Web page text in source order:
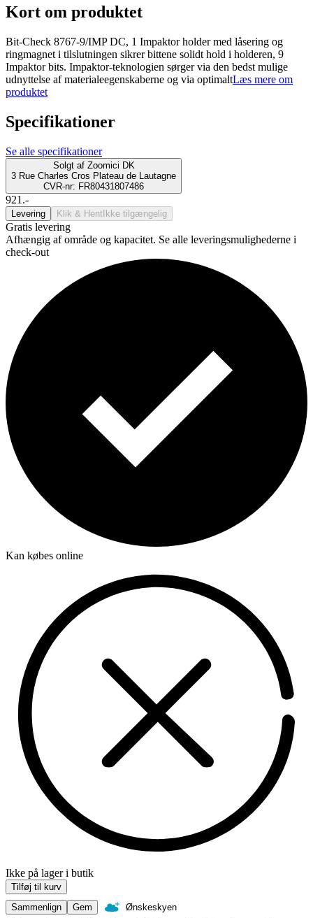
Kort om produktet
Bit-Check 8767-9/IMP DC, 1 Impaktor holder med låsering og
ringmagnet i tilslutningen sikrer bittene solidt hold i holderen, 9
Impaktor bits. Impaktor-teknologien sørger via den bedst mulige
udnyttelse af materialeegenskaberne og via optimaltLæs mere om
produktet
Specifikationer
Se alle specifikationer
Solgt af Zoomici DK
3 Rue Charles Cros Plateau de Lautagne
CVR-nr: FR80431807486
921.-
Levering Klik & Hent Ikke tilgængelig
Gratis levering
Afhængig af område og kapacitet. Se alle leveringsmulighederne i
check-out
Kan købes online
Ikke på lager i butik
Tilføj til kurv
Sammenlign
Gem Ønskeskyen